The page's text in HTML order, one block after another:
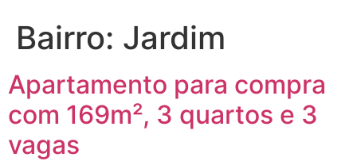
Bairro: Jardim
Apartamento para compra
com 169m², 3 quartos e 3
vagas